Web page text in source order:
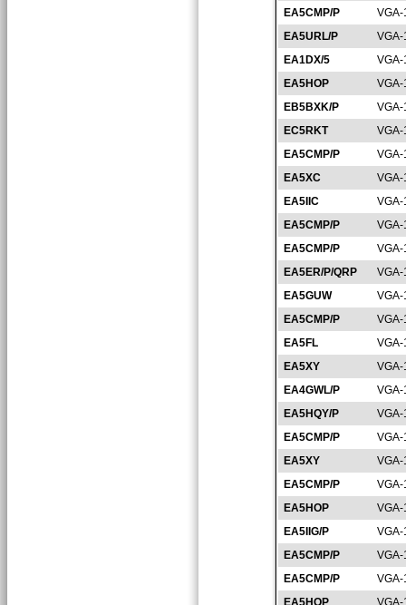
EA5CMP/P
VGA-
EA5URL/P
VGA-
EA1DX/5
VGA-
EA5HOP
VGA-
EB5BXK/P
VGA-
EC5RKT
VGA-
EA5CMP/P
VGA-
EA5XC
VGA-
EA5IIC
VGA-
EA5CMP/P
VGA-
EA5CMP/P
VGA-
EA5ER/P/QRP
VGA-
EA5GUW
EA5CMP/P
EA5FL
EA5XY
EA4GWL/P
EA5HQY/P
EA5CMP/P
EA5XY
EA5CMP/P
EA5HOP
EA5IIG/P
EA5CMP/P
EA5CMP/P
EA5HOP